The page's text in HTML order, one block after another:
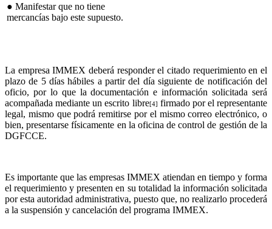
● Manifestar que no tiene
mercancías bajo este supuesto.
La empresa IMMEX deberá responder el citado requerimiento en el
plazo de 5 días hábiles a partir del día siguiente de notificación del
oficio, por lo que la documentación e información solicitada será
acompañada mediante un escrito libre[4] firmado por el representante
legal, mismo que podrá remitirse por el mismo correo electrónico, o
bien, presentarse físicamente en la oficina de control de gestión de la
DGFCCE.
Es importante que las empresas IMMEX atiendan en tiempo y forma
el requerimiento y presenten en su totalidad la información solicitada
por esta autoridad administrativa, puesto que, no realizarlo procederá
a la suspensión y cancelación del programa IMMEX.